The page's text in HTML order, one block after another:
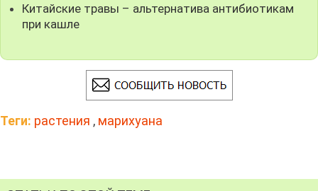
Китайские травы – альтернатива антибиотикам
при кашле
Теги: растения , марихуана